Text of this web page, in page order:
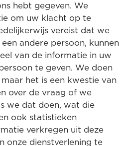
hebt gegeven. We
om uw klacht op te
vereist dat we
andere persoon, kunnen
van de informatie in uw
te geven. We doen
het is een kwestie van
over de vraag of we
we dat doen, wat die
ook statistieken
verkregen uit deze
onze dienstverlening te